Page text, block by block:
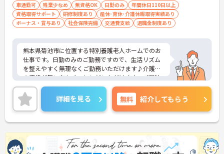
車通勤可 残業少なめ 無資格OK 日勤のみ
年間休日110日以上
資格取得サポート
研修制度あり
産休･育休･介護休暇取得実績あり
ボーナス・賞与あり
社会保険完備 交通費支給 退職金制度あり
熊本県菊池市に位置する特別養護老人ホームでのお
仕事です。日勤のみのご勤務ですので、生活リズム
を整えやすく無理なくご勤務いただけます♪介護系
の資格が無い方もチャレンジいただけます。ご興味
のある方には、面接対策ポイントなど、さらに詳細
をお話しいたしますのでお気軽にご相談ください！
詳細を見る 無料 紹介してもらう